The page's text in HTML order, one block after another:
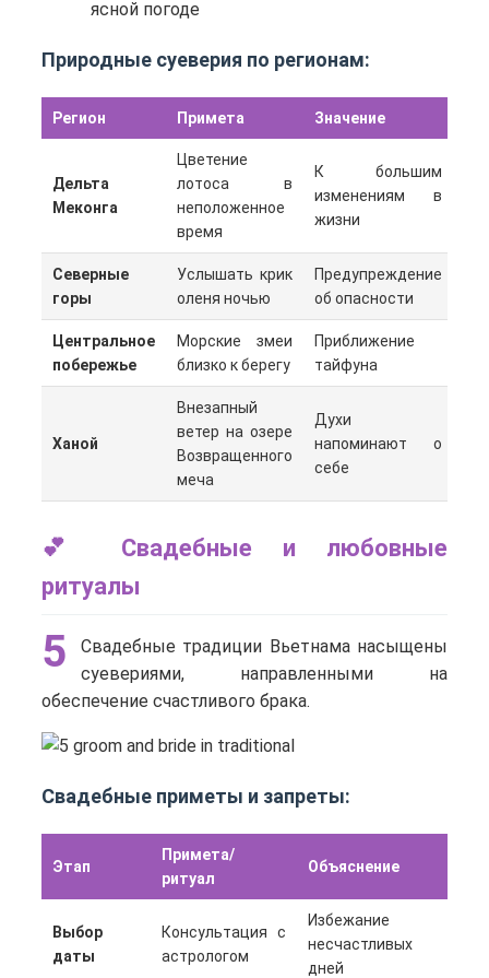
ясной погоде
Природные суеверия по регионам:
Регион Примета Значение
Дельта
Меконга
Цветение
лотоса в
неположенное
время
К большим
изменениям в
жизни
Северные
горы
Услышать крик
оленя ночью
Предупреждение
об опасности
Центральное
побережье
Морские змеи
близко к берегу
Приближение
тайфуна
Ханой
Внезапный
ветер на озере
Возвращенного
меча
Духи
напоминают о
себе
💕 Свадебные и любовные
ритуалы
5
Свадебные традиции Вьетнама насыщены
суевериями, направленными на
обеспечение счастливого брака.
Свадебные приметы и запреты:
Этап
Примета/
ритуал
Объяснение
Выбор
даты
Консультация с
астрологом
Избежание
несчастливых
дней